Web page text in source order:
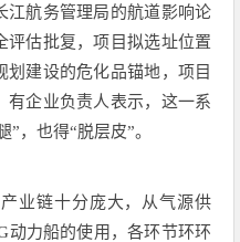
江航务管理局的航道影响论
评估批复，项目拟选址位置
建设的危化品锚地，项目
有企业负责人表示，这一系
，也得“脱层皮”。
业链十分庞大，从气源供
动力船的使用，各环节环环